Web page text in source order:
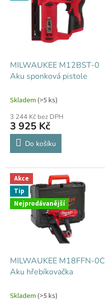
MILWAUKEE M12BST-0
Aku sponková pistole
Skladem (>5 ks)
3 244 Kč bez DPH
3 925 Kč
Do košíku
Akce
Tip
Nejprodávanější
MILWAUKEE M18FFN-0C
Aku hřebíkovačka
Skladem (>5 ks)